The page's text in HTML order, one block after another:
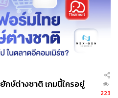
จำนวนผู้ใช้งานที่เพิ่มขึ้นใน
ป็นเครื่องมือจัดการร้านค้าให้
น ข้อดีอีกอย่างคือสามารถ
ฟีเจอร์ที่เป็นพาร์ตเนอร์กับเรา
ปกว่านั้นคือ ทำอย่างไรให้
ข่ายของเขาเอง หรือการ
ษ์ต่างชาติ เกมนี้ใครอยู่
223